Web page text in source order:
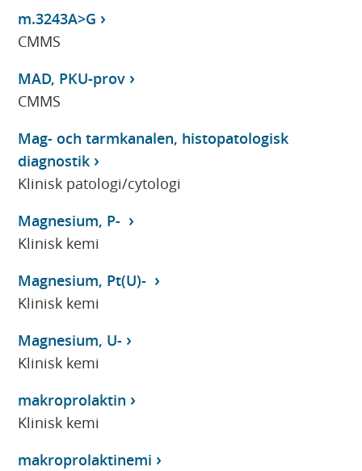
m.3243A>G
CMMS
MAD, PKU-prov
CMMS
Mag- och tarmkanalen, histopatologisk
diagnostik
Klinisk patologi/cytologi
Magnesium, P-
Klinisk kemi
Magnesium, Pt(U)-
Klinisk kemi
Magnesium, U-
Klinisk kemi
makroprolaktin
Klinisk kemi
makroprolaktinemi